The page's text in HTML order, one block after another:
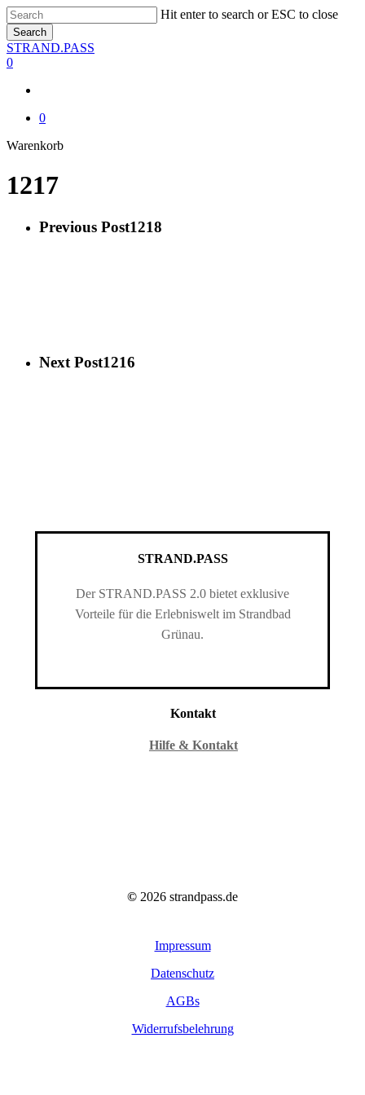
Skip
to
main
content
Hit enter to search or ESC to close
Search
Close
Search
STRAND.PASS
0
0
WarenkorbClose
1217
Previous Post1218
Next Post1216
STRAND.PASS
Der STRAND.PASS 2.0 bietet exklusive
Vorteile für die Erlebniswelt im Strandbad
Grünau.
Kontakt
Hilfe & Kontakt
© 2026 strandpass.de
Impressum
Datenschutz
AGBs
Widerrufsbelehrung